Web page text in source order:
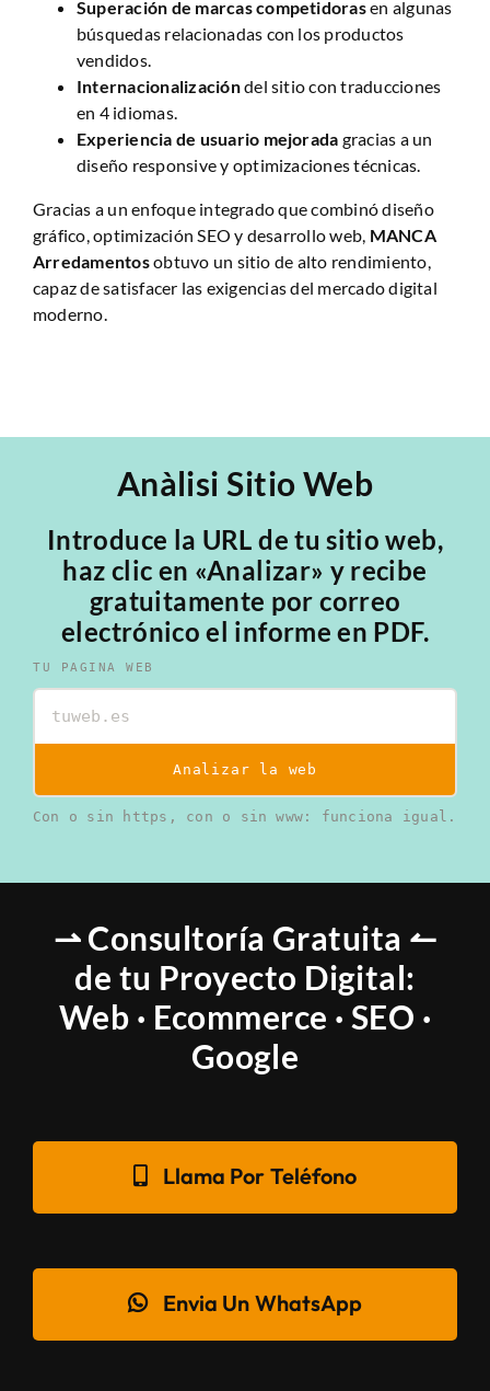
Superación de marcas competidorasen algunas
búsquedas relacionadas con los productos
vendidos.
Internacionalizacióndel sitio con traducciones
en 4 idiomas.
Experiencia de usuario mejorada gracias a un
diseño responsive y optimizaciones técnicas.
Gracias a un enfoque integrado que combinó diseño
gráfico, optimización SEO y desarrollo web, MANCA
Arredamentosobtuvo un sitio de alto rendimiento,
capaz de satisfacer las exigencias del mercado digital
moderno.
Anàlisi Sitio Web
Introduce la URL de tu sitio web,
haz clic en «Analizar» y recibe
gratuitamente por correo
electrónico el informe en PDF.
TU PAGINA WEB
Analizar la web
Con o sin https, con o sin www: funciona igual.
⇀ Consultoría Gratuita ↼
de tu Proyecto Digital:
Web · Ecommerce · SEO ·
Google
Llama Por Teléfono
Envia Un WhatsApp